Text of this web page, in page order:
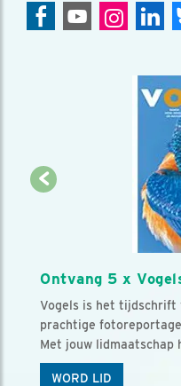
Ontvang 5 x
Vogels is het tijdschrift
prachtige
Met jouw lidmaatschap
WORD LID